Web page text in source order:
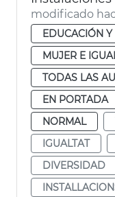
modificado
EDUCACIÓN
MUJER E
TODAS LAS
EN PORTADA
NORMAL
IGUALTAT
DIVERSIDAD